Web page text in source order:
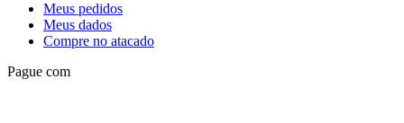
Meus pedidos
Meus dados
Compre no atacado
Pague com